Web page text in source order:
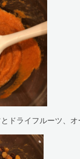
ドライフルーツ、オ